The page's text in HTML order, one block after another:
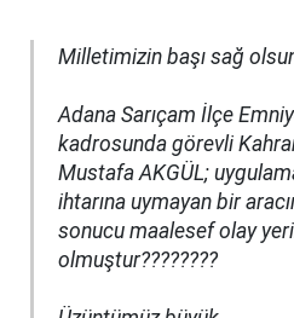
Milletimizin başı sağ
Adana Sarıçam İlçe
kadrosunda görevli
Mustafa AKGÜL;
ihtarına uymayan bir
sonucu maalesef olay
olmuştur????????